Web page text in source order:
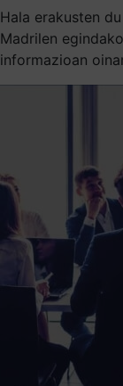
Hala erakusten
Madrilen
informazioan